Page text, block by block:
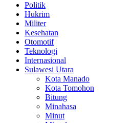
Politik
Hukrim
Militer
Kesehatan
Otomotif
Teknologi
Internasional
Sulawesi Utara
Kota Manado
Kota Tomohon
Bitung
Minahasa
Minut